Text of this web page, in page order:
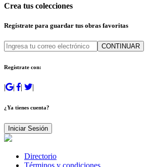
Crea tus colecciones
Regístrate para guardar tus obras favoritas
CONTINUAR
Regístrate con:
| | | |
¿Ya tienes cuenta?
Iniciar Sesión
Directorio
Términos y condiciones